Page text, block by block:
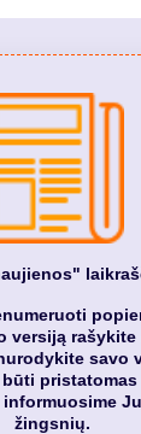
versiją rašykite
savo
žingsnių.